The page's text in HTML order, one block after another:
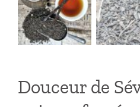
Douceur de